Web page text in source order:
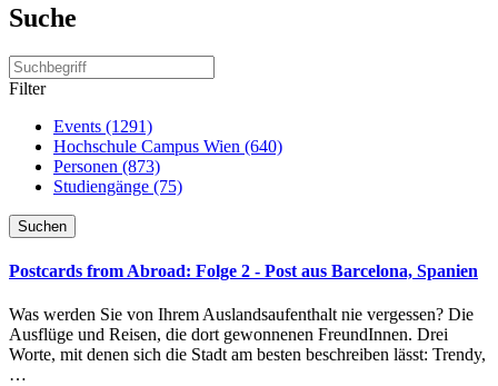
Suche
Filter
Events (1291)
Hochschule Campus Wien (640)
Personen (873)
Studiengänge (75)
Suchen
Postcards from Abroad: Folge 2 - Post aus Barcelona, Spanien
Was werden Sie von Ihrem Auslandsaufenthalt nie vergessen? Die
Ausflüge und Reisen, die dort gewonnenen FreundInnen. Drei
Worte, mit denen sich die Stadt am besten beschreiben lässt: Trendy,
…